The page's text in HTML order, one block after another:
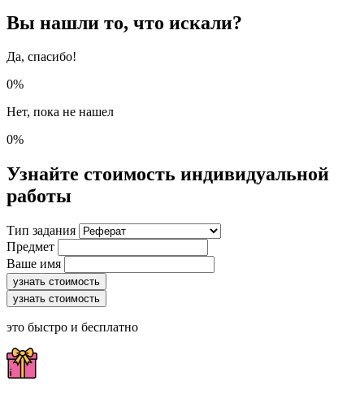
Вы нашли то, что искали?
Да, спасибо!
0%
Нет, пока не нашел
0%
Узнайте стоимость индивидуальной
работы
Тип задания
Предмет
Ваше имя
узнать стоимость
узнать стоимость
это быстро и бесплатно